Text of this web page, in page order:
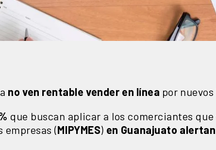
no ven rentable vender en línea por
que buscan aplicar a los comerciantes que
empresas (MIPYMES) en Guanajuato